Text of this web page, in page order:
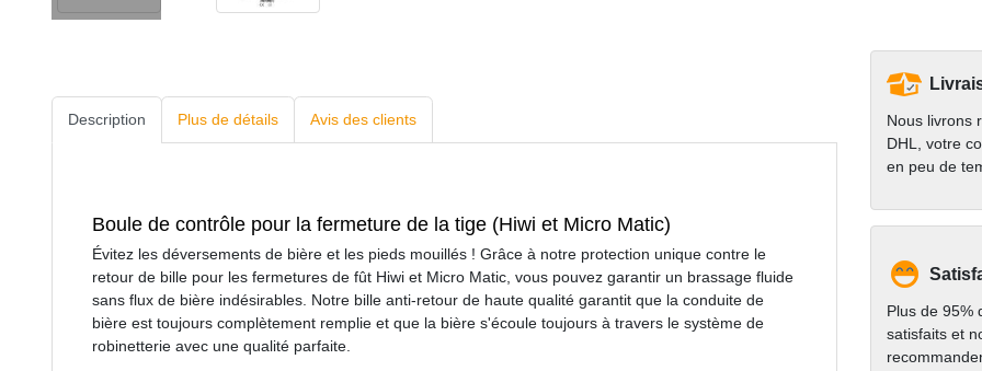
Description Plus de détails Avis des clients
Boule de contrôle pour la fermeture de la tige (Hiwi et Micro Matic)
Évitez les déversements de bière et les pieds mouillés ! Grâce à notre protection unique contre le
retour de bille pour les fermetures de fût Hiwi et Micro Matic, vous pouvez garantir un brassage fluide
sans flux de bière indésirables. Notre bille anti-retour de haute qualité garantit que la conduite de
bière est toujours complètement remplie et que la bière s'écoule toujours à travers le système de
robinetterie avec une qualité parfaite.
Nous livrons
DHL, votre
en peu de
Plus de 95%
satisfaits et